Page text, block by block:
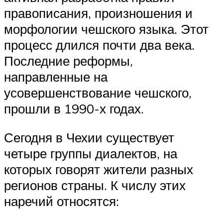
правописания, произношения и
морфологии чешского языка. Этот
процесс длился почти два века.
Последние реформы,
направленные на
усовершенствование чешского,
прошли в 1990-х годах.
Сегодня в Чехии существует
четыре группы диалектов, на
которых говорят жители разных
регионов страны. К числу этих
наречий относятся: